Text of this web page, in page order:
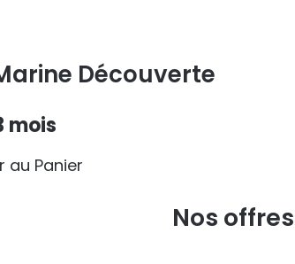
Découverte
mois
au Panier
Nos